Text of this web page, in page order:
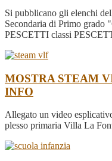
Si pubblicano gli elenchi
Secondaria di Primo grado
PESCETTI classi
MOSTRA STEAM
INFO
Allegato un video
plesso primaria Villa La